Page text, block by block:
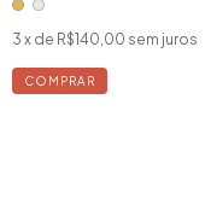
3 x de R$140,00 sem juros
COMPRAR